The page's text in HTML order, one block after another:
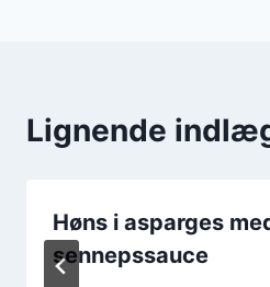
Lignende
Høns i asparges
sennepssauce